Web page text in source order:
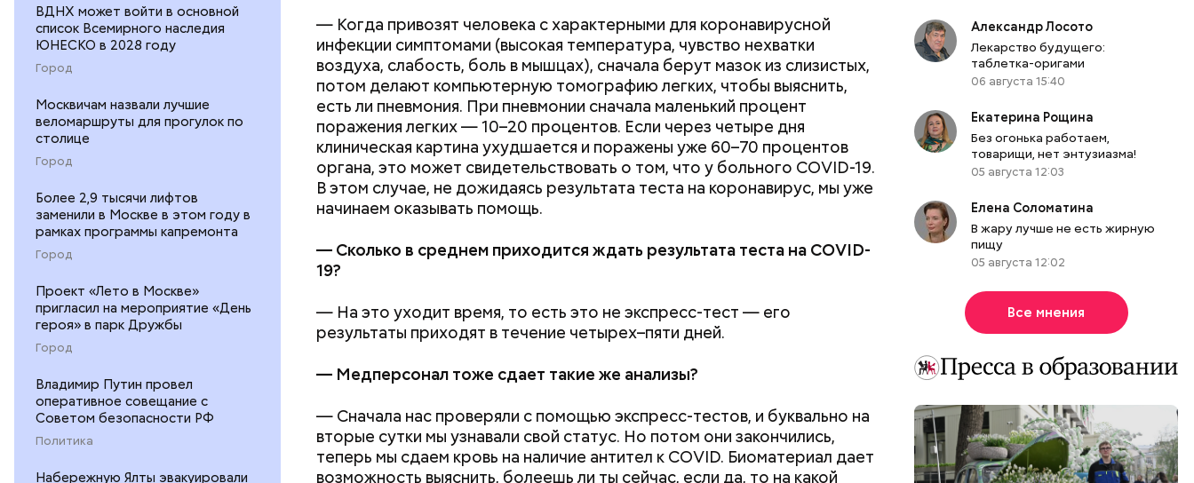
ВДНХ может войти в основной
список Всемирного наследия
ЮНЕСКО в 2028 году
Город
Москвичам назвали лучшие
веломаршруты для прогулок по
столице
Город
Более 2,9 тысячи лифтов
заменили в Москве в этом году в
рамках программы капремонта
Город
Проект «Лето в Москве»
пригласил на мероприятие «День
героя» в парк Дружбы
Город
Владимир Путин провел
оперативное совещание с
Советом безопасности РФ
Политика
Набережную Ялты эвакуировали
— Когда привозят человека с характерными для коронавирусной
инфекции симптомами (высокая температура, чувство нехватки
воздуха, слабость, боль в мышцах), сначала берут мазок из слизистых,
потом делают компьютерную томографию легких, чтобы выяснить,
есть ли пневмония. При пневмонии сначала маленький процент
поражения легких — 10–20 процентов. Если через четыре дня
клиническая картина ухудшается и поражены уже 60–70 процентов
органа, это может свидетельствовать о том, что у больного COVID-19.
В этом случае, не дожидаясь результата теста на коронавирус, мы уже
начинаем оказывать помощь.
— Сколько в среднем приходится ждать результата теста на COVID-
19?
— На это уходит время, то есть это не экспресс-тест — его
результаты приходят в течение четырех–пяти дней.
— Медперсонал тоже сдает такие же анализы?
— Сначала нас проверяли с помощью экспресс-тестов, и буквально на
вторые сутки мы узнавали свой статус. Но потом они закончились,
теперь мы сдаем кровь на наличие антител к COVID. Биоматериал дает
возможность выяснить, болеешь ли ты сейчас, если да, то на какой
А еще, удержав меч палача, святой Николай спас от смерти трех
Александр Лосото
Лекарство будущего:
таблетка-оригами
06 августа 15:40
Екатерина Рощина
Без огонька работаем,
товарищи, нет энтузиазма!
05 августа 12:03
Елена Соломатина
В жару лучше не есть жирную
пищу
05 августа 12:02
Все мнения